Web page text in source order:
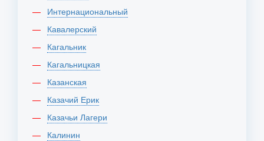
Интернациональный
Кавалерский
Кагальник
Кагальницкая
Казанская
Казачий Ерик
Казачьи Лагери
Калинин